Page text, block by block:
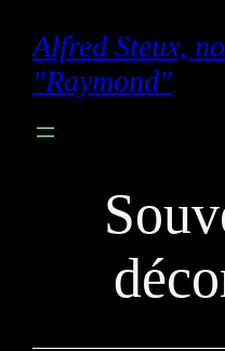
contenu
Alfred Steux,
"Raymond"